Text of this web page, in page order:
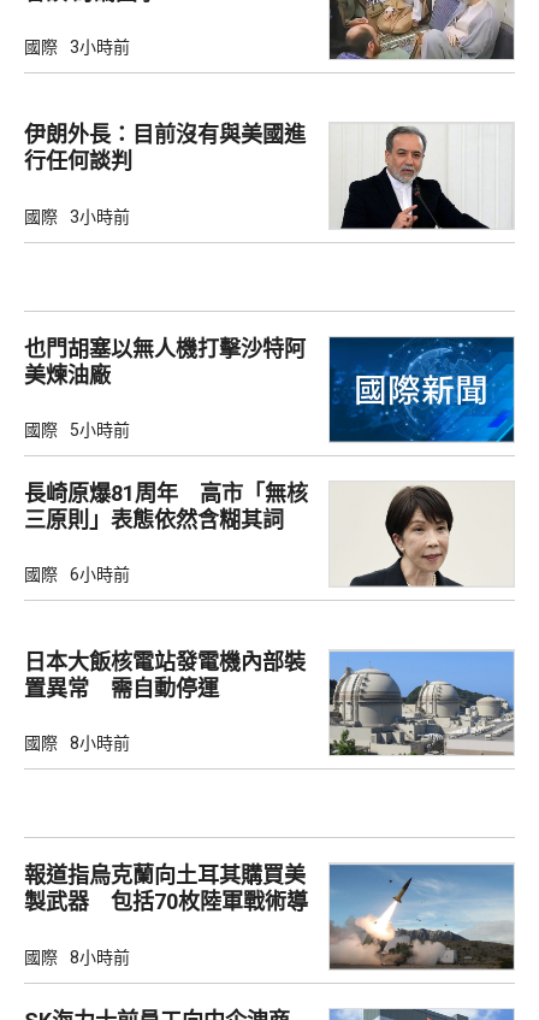
國際 3小時前
伊朗外長：目前沒有與美國進
行任何談判
國際 3小時前
也門胡塞以無人機打擊沙特阿
美煉油廠
國際 5小時前
長崎原爆81周年 高市「無核
三原則」表態依然含糊其詞
國際 6小時前
日本大飯核電站發電機內部裝
置異常 需自動停運
國際 8小時前
報道指烏克蘭向土耳其購買美
製武器 包括70枚陸軍戰術導
國際 8小時前